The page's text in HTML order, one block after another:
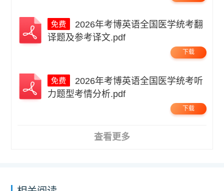
译题及参考译文.pdf
下载
力题型考情分析.pdf
下载
查看更多